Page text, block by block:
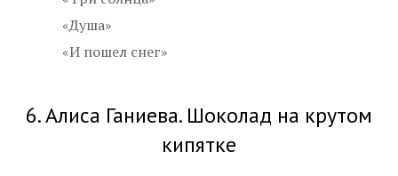
«Душа»
«И пошел снег»
6. Алиса Ганиева. Шоколад на крутом
кипятке